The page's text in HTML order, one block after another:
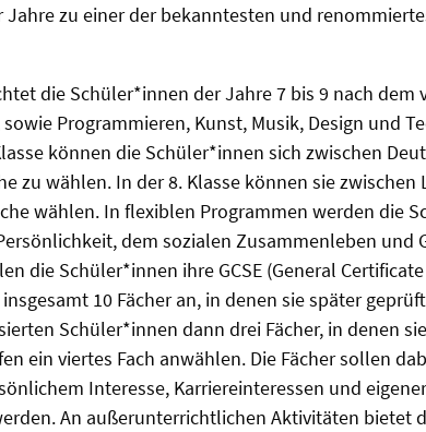
Jahre zu einer der bekanntesten und
die Schüler*innen der Jahre 7 bis 9 nach dem
Programmieren, Kunst, Musik, Design und
können die Schüler*innen sich zwischen
zu wählen. In der 8. Klasse können sie zwischen
wählen. In flexiblen Programmen werden die
dem sozialen Zusammenleben und
die Schüler*innen ihre GCSE (General
10 Fächer an, in denen sie später
Schüler*innen dann drei Fächer, in denen
ein viertes Fach anwählen. Die Fächer sollen
Interesse, Karriereinteressen und
An außerunterrichtlichen Aktivitäten bietet